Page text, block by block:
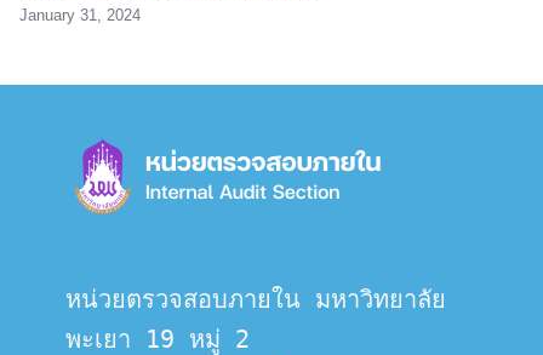
January 31, 2024
หน่วยตรวจสอบภายใน มหาวิทยาลัย
พะเยา 19 หมู่ 2